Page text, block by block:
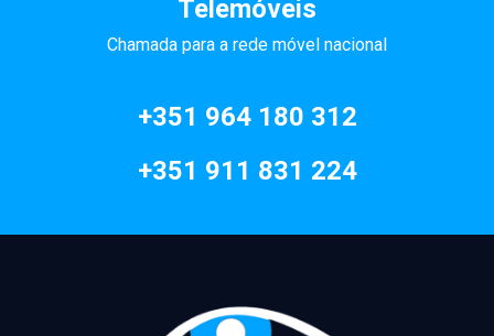
Telemóveis
Chamada para a rede móvel nacional
+351 964 180 312
+351 911 831 224